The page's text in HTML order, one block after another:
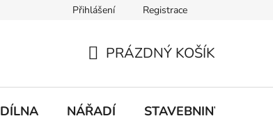
Doprava a platbaPřihlášení Registrace
KOŠÍK
PRÁZDNÝ KOŠÍK
DÍLNA NÁŘADÍ STAVEBNINY